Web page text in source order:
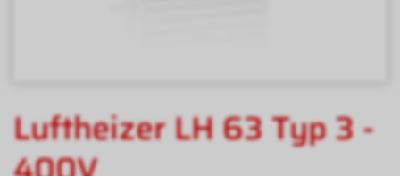
Luftheizer LH 63 Typ 3 -